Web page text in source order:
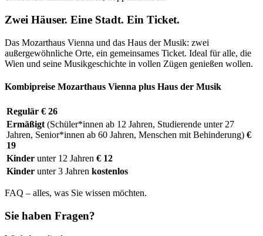
Zwei Häuser. Eine Stadt. Ein Ticket.
Das Mozarthaus Vienna und das Haus der Musik: zwei
außergewöhnliche Orte, ein gemeinsames Ticket. Ideal für alle, die
Wien und seine Musikgeschichte in vollen Zügen genießen wollen.
Kombipreise Mozarthaus Vienna plus Haus der Musik
Regulär € 26
Ermäßigt (Schüler*innen ab 12 Jahren, Studierende unter 27
Jahren, Senior*innen ab 60 Jahren, Menschen mit Behinderung) €
19
Kinder unter 12 Jahren € 12
Kinder unter 3 Jahren kostenlos
FAQ – alles, was Sie wissen möchten.
Sie haben Fragen?